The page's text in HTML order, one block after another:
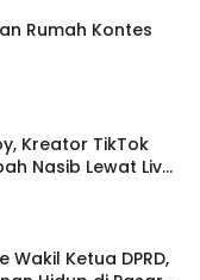
Rumah Kontes
Kreator TikTok
Nasib Lewat Live
Ketua DPRD,